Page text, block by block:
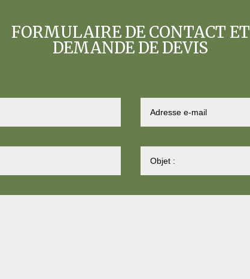
FORMULAIRE DE CONTACT ET
DEMANDE DE DEVIS